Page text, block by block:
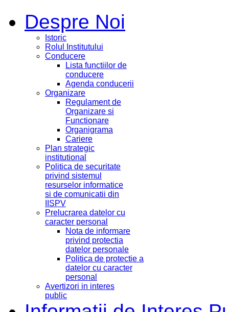
Despre Noi
Istoric
Rolul Institutului
Conducere
Lista functiilor de
conducere
Agenda conducerii
Organizare
Regulament de
Organizare si
Functionare
Organigrama
Cariere
Plan strategic
institutional
Politica de securitate
privind sistemul
resurselor informatice
si de comunicatii din
IISPV
Prelucrarea datelor cu
caracter personal
Nota de informare
privind protectia
datelor personale
Politica de protectie a
datelor cu caracter
personal
Avertizori in interes
public